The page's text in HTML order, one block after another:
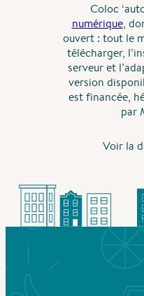
Coloc
numérique,
ouvert : tout le
télécharger,
serveur et
version
est financée,
par
Voir la